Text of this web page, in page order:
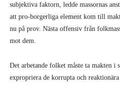
subjektiva faktorn, ledde massornas
att pro-borgerliga element kom till
nu på prov. Nästa offensiv från
mot dem.
Det arbetande folket måste ta makten i
expropriera de korrupta och